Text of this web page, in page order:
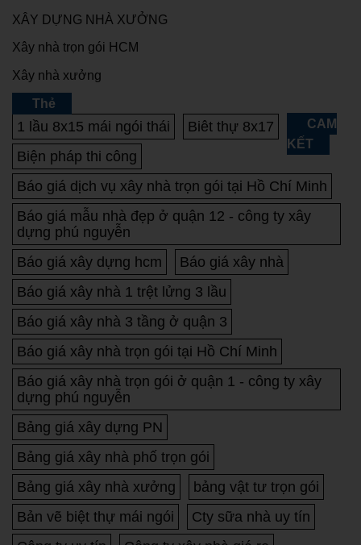
XÂY DỰNG NHÀ XƯỞNG
Xây nhà trọn gói HCM
Xây nhà xưởng
Thẻ
1 lầu 8x15 mái ngói thái
Biêt thự 8x17
Biện pháp thi công
Báo giá dịch vụ xây nhà trọn gói tại Hồ Chí Minh
Báo giá mẫu nhà đẹp ở quận 12 - công ty xây
dựng phú nguyễn
Báo giá xây dựng hcm
Báo giá xây nhà
Báo giá xây nhà 1 trệt lửng 3 lầu
Báo giá xây nhà 3 tầng ở quận 3
Báo giá xây nhà trọn gói tại Hồ Chí Minh
Báo giá xây nhà trọn gói ở quận 1 - công ty xây
dựng phú nguyễn
Bảng giá xây dựng PN
Bảng giá xây nhà phố trọn gói
Bảng giá xây nhà xưởng
bảng vật tư trọn gói
Bản vẽ biệt thự mái ngói
Cty sữa nhà uy tín
CAM
KẾT